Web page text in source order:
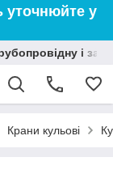
уточнюйте у
і
Крани кульові